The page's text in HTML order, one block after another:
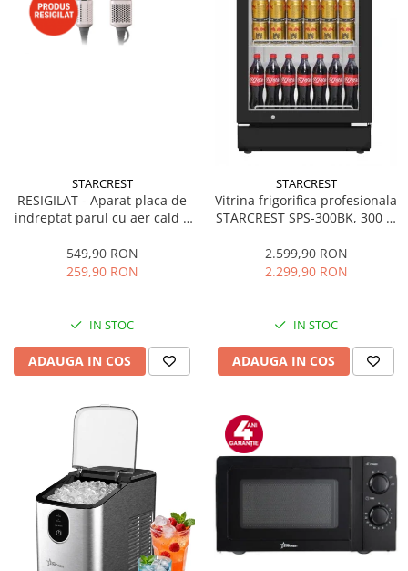
STARCREST
RESIGILAT - Aparat placa de
indreptat parul cu aer cald 2
1300 W, Uscare si indreptare,
Afisaj LCD, Tehnologie cu ioni
549,90 RON
259,90 RON
IN STOC
ADAUGA IN COS
STARCREST
Vitrina frigorifica profesionala
STARCREST SPS-300BK, 300 L,
LED, H 169.5 cm, Negru
2.599,90 RON
2.299,90 RON
IN STOC
ADAUGA IN COS